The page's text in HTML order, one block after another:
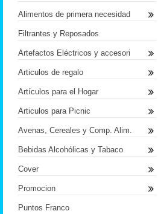
Alimentos de primera necesidad
Filtrantes y Reposados
Artefactos Eléctricos y accesori
Articulos de regalo
Artículos para el Hogar
Articulos para Picnic
Avenas, Cereales y Comp. Alim.
Bebidas Alcohólicas y Tabaco
Cover
Promocion
Puntos Franco